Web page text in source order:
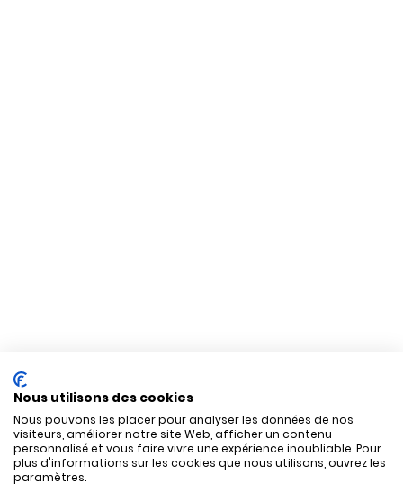
Nous utilisons des cookies
Nous pouvons les placer pour analyser les données de nos
visiteurs, améliorer notre site Web, afficher un contenu
personnalisé et vous faire vivre une expérience inoubliable. Pour
plus d'informations sur les cookies que nous utilisons, ouvrez les
paramètres.